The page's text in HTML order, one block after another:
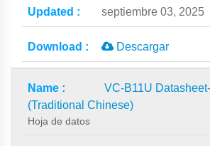
septiembre 03, 2025
Descargar
VC-B11U
(Traditional Chinese)
Hoja de datos